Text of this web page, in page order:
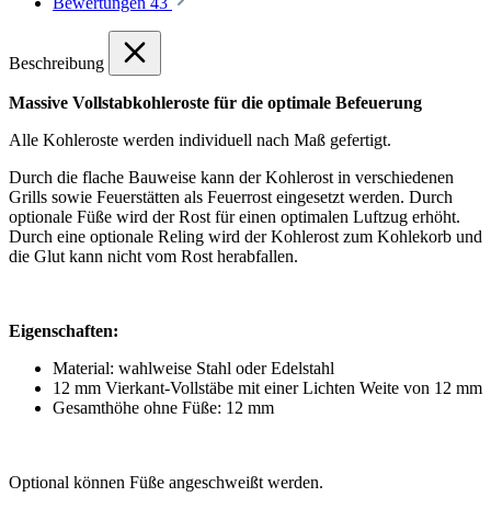
Beschreibung
Massive Vollstabkohleroste für die optimale Befeuerung
Alle Kohleroste werden individuell nach Maß gefertigt.
Durch die flache Bauweise kann der Kohlerost in verschiedenen
Grills sowie Feuerstätten als Feuerrost eingesetzt werden. Durch
optionale Füße wird der Rost für einen optimalen Luftzug erhöht.
Durch eine optionale Reling wird der Kohlerost zum Kohlekorb und
die Glut kann nicht vom Rost herabfallen.
Eigenschaften:
Material: wahlweise Stahl oder Edelstahl
12 mm Vierkant-Vollstäbe mit einer Lichten Weite von 12 mm
Gesamthöhe ohne Füße: 12 mm
Optional können Füße angeschweißt werden.